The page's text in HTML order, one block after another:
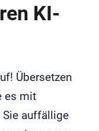
KI-
Übersetzen
es mit
Sie auffällige